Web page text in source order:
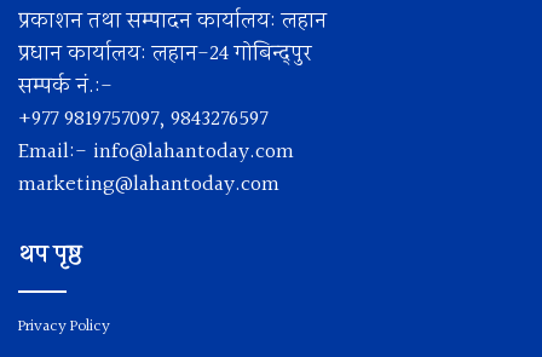
प्रकाशन तथा सम्पादन कार्यालय: लहान
प्रधान कार्यालय: लहान-24 गोबिन्द्पुर
सम्पर्क नं.:-
+977 9819757097, 9843276597
Email:- info@lahantoday.com
marketing@lahantoday.com
थप पृष्ठ
Privacy Policy